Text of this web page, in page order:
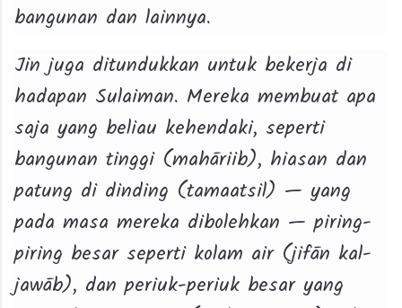
bangunan dan lainnya.
Jin juga ditundukkan untuk bekerja di
hadapan Sulaiman. Mereka membuat apa
saja yang beliau kehendaki, seperti
bangunan tinggi (mahāriib), hiasan dan
patung di dinding (tamaatsil) — yang
pada masa mereka dibolehkan — piring-
piring besar seperti kolam air (jifān kal-
jawāb), dan periuk-periuk besar yang